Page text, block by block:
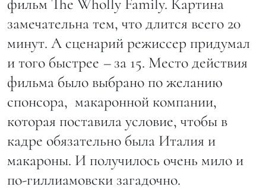
фильм The Wholly Family. Картина
замечательна тем, что длится всего 20
минут. А сценарий режиссер придумал
и того быстрее –за 15. Место действия
фильма было выбрано по желанию
спонсора, макаронной компании,
которая поставила условие, чтобы в
кадре обязательно была Италия и
макароны. И получилось очень мило и
по-гиллиамовски загадочно.